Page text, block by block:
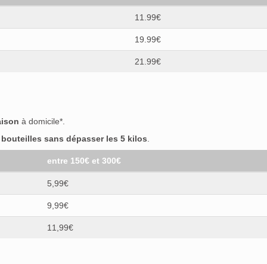
11.99€
19.99€
21.99€
à domicile*.
sans dépasser les 5 kilos
entre 150€ et 300€
5,99€
9,99€
11,99€